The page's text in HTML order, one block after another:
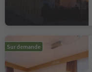
Sur demande